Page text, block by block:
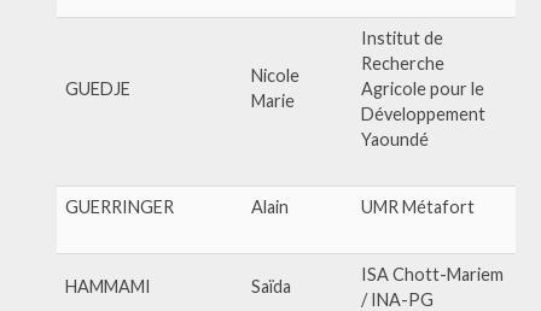
GUEDJE
Nicole
Marie
Institut de
Recherche
Agricole pour le
Développement
Yaoundé
GUERRINGER Alain UMR Métafort
HAMMAMI Saïda
ISA Chott-Mariem
/ INA-PG